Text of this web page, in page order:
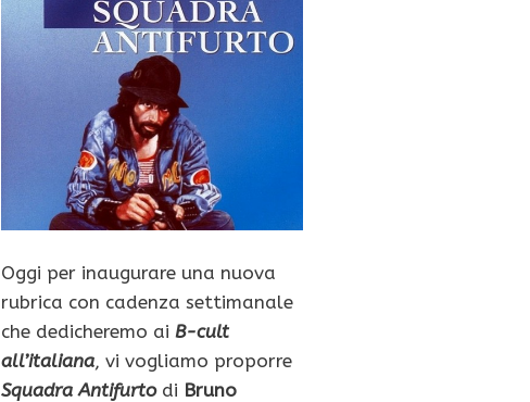
Oggi per inaugurare una nuova
rubrica con cadenza settimanale
che dedicheremo ai B-cult
all’italiana, vi vogliamo proporre
Squadra Antifurtodi Bruno